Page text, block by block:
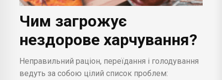
Чим загрожує
нездорове харчування?
Неправильний раціон, переїдання і голодування
ведуть за собою цілий список проблем: